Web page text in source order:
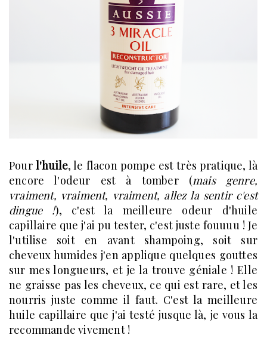
Pour l'huile, le flacon pompe est très pratique, là
encore l'odeur est à tomber (mais genre,
vraiment, vraiment, vraiment, allez la sentir c'est
dingue !), c'est la meilleure odeur d'huile
capillaire que j'ai pu tester, c'est juste fouuuu ! Je
l'utilise soit en avant shampoing, soit sur
cheveux humides j'en applique quelques gouttes
sur mes longueurs, et je la trouve géniale ! Elle
ne graisse pas les cheveux, ce qui est rare, et les
nourris juste comme il faut. C'est la meilleure
huile capillaire que j'ai testé jusque là, je vous la
recommande vivement !